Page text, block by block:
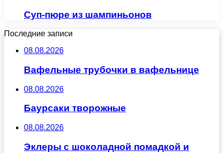
Суп-пюре из шампиньонов
Последние записи
08.08.2026
Вафельные трубочки в вафельнице
08.08.2026
Баурсаки творожные
08.08.2026
Эклеры с шоколадной помадкой и